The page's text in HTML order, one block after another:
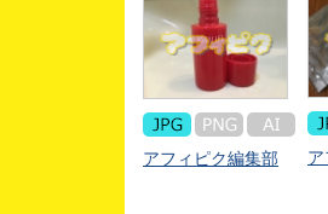
アフィピク編集部